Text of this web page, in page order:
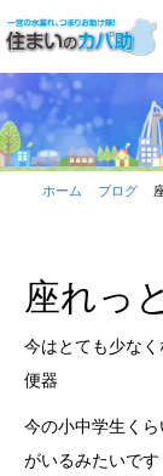
ホーム ブログ
座れっ
今はとても少な
便器
今の小中学生く
がいるみたいです